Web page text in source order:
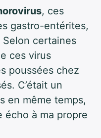
, ces
gastro-entérites,
certaines
ces virus
poussées chez
C’était un
en même temps,
écho à ma propre